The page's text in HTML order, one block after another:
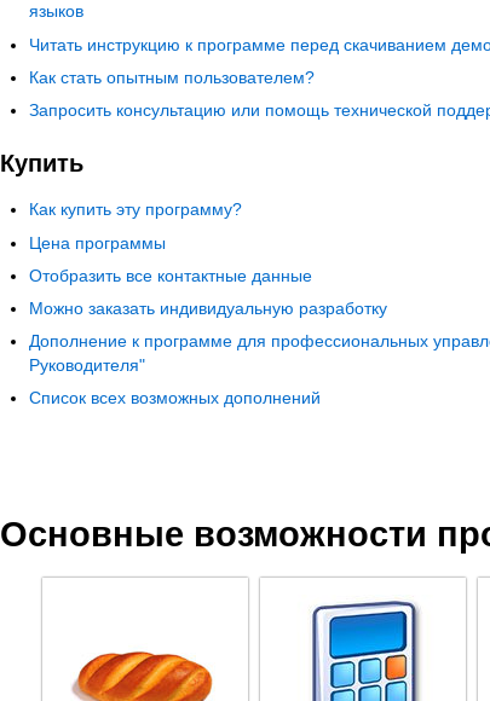
языков
Читать инструкцию к программе перед скачиванием
Как стать опытным пользователем?
Запросить консультацию или помощь технической
Купить
Как купить эту программу?
Цена программы
Отобразить все контактные данные
Можно заказать индивидуальную разработку
Дополнение к программе для профессиональных
Руководителя"
Список всех возможных дополнений
Основные возможности